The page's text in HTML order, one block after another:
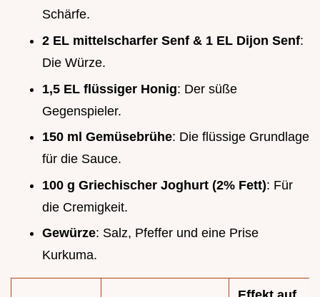
Schärfe.
2 EL mittelscharfer Senf & 1 EL Dijon Senf:
Die Würze.
1,5 EL flüssiger Honig: Der süße
Gegenspieler.
150 ml Gemüsebrühe: Die flüssige Grundlage
für die Sauce.
100 g Griechischer Joghurt (2% Fett): Für
die Cremigkeit.
Gewürze: Salz, Pfeffer und eine Prise
Kurkuma.